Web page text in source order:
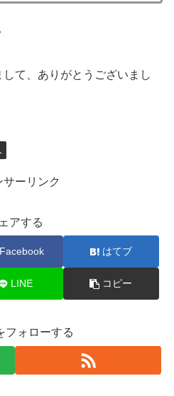
て、ありがとうございまし
サーリンク
アする
Facebook はてブ
LINE コピー
フォローする